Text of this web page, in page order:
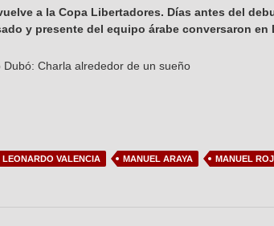
a la Copa Libertadores. Días antes del
y presente del equipo árabe conversaron en
y Rodolfo Dubó: Charla alrededor de un sueño
LEONARDO VALENCIA MANUEL ARAYA MANUEL